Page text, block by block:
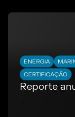
ENERGIA
CERTIFICAÇÃO
Reporte